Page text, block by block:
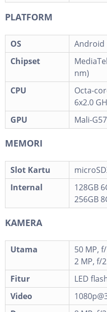
PLATFORM
OS
Android
Chipset
nm)
CPU
Octa-
6x2.0
GPU
Mali-
MEMORI
Slot Kartu
Internal
128GB
256GB
KAMERA
Utama
50 MP,
2 MP, f/
Fitur
LED
Video